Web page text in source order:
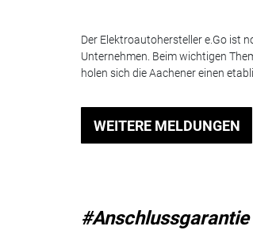
Der Elektroautohersteller e.Go ist
Unternehmen. Beim wichtigen
holen sich die Aachener einen
WEITERE MELDUNGEN
#Anschlussgarantie